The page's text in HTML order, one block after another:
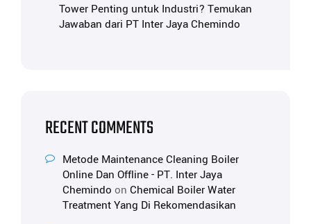
Tower Penting untuk Industri? Temukan
Jawaban dari PT Inter Jaya Chemindo
RECENT COMMENTS
Metode Maintenance Cleaning Boiler
Online Dan Offline - PT. Inter Jaya
Chemindo on Chemical Boiler Water
Treatment Yang Di Rekomendasikan